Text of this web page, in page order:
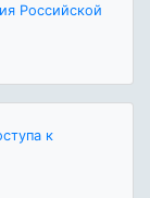
Российской
к